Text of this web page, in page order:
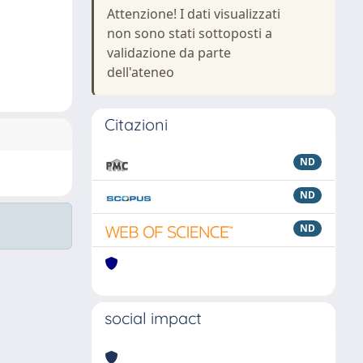
Attenzione! I dati visualizzati
non sono stati sottoposti a
validazione da parte
dell'ateneo
Citazioni
ND
ND
ND
social impact